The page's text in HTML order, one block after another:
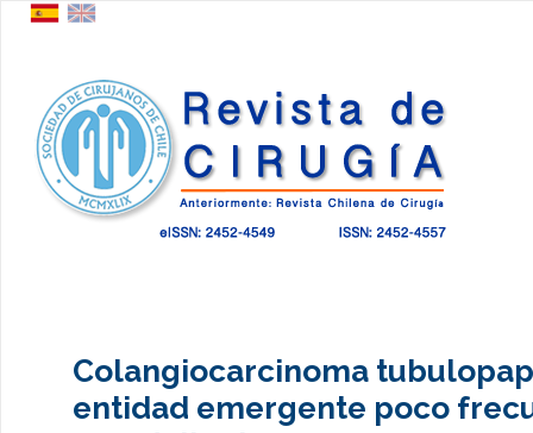
Colangiocarcinoma
entidad emergente poco